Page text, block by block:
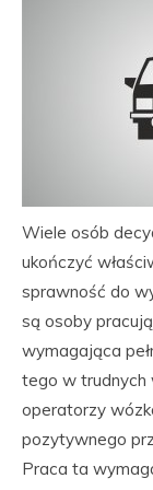
Wiele osób
ukończyć
sprawność do
są osoby
wymagająca
tego w trudnych
operatorzy
pozytywnego
Praca ta